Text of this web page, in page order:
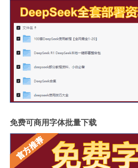
免费可商用字体批量下载